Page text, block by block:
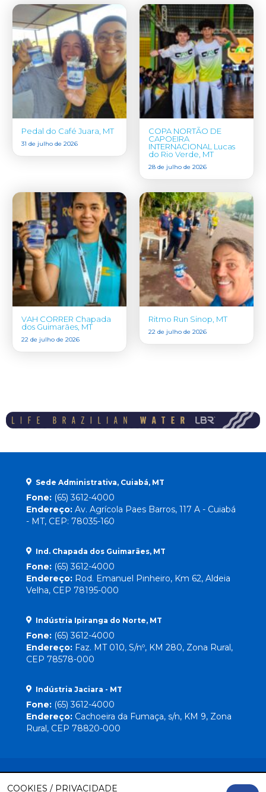
Pedal do Café Juara, MT
31 de julho de 2026
COPA NORTÃO DE
CAPOEIRA
INTERNACIONAL Lucas
do Rio Verde, MT
28 de julho de 2026
VAH CORRER Chapada
dos Guimarães, MT
22 de julho de 2026
Ritmo Run Sinop, MT
22 de julho de 2026
Sede Administrativa, Cuiabá, MT
Fone: (65) 3612-4000
Endereço: Av. Agrícola Paes Barros, 117 A - Cuiabá
- MT, CEP: 78035-160
Ind. Chapada dos Guimarães, MT
Fone: (65) 3612-4000
Endereço: Rod. Emanuel Pinheiro, Km 62, Aldeia
Velha, CEP 78195-000
Indústria Ipiranga do Norte, MT
Fone: (65) 3612-4000
Endereço: Faz. MT 010, S/nº, KM 280, Zona Rural,
CEP 78578-000
Indústria Jaciara - MT
Fone: (65) 3612-4000
Endereço: Cachoeira da Fumaça, s/n, KM 9, Zona
Rural, CEP 78820-000
COOKIES / PRIVACIDADE